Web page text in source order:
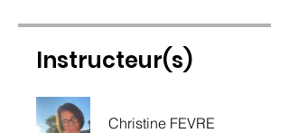
Instructeur(s)
Christine FEVRE